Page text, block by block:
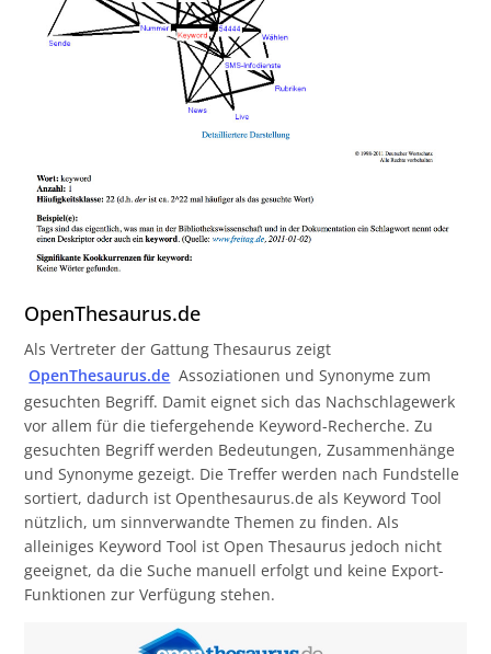
OpenThesaurus.de
Als Vertreter der Gattung Thesaurus zeigt
OpenThesaurus.de Assoziationen und Synonyme zum
gesuchten Begriff. Damit eignet sich das Nachschlagewerk
vor allem für die tiefergehende Keyword-Recherche. Zu
gesuchten Begriff werden Bedeutungen, Zusammenhänge
und Synonyme gezeigt. Die Treffer werden nach Fundstelle
sortiert, dadurch ist Openthesaurus.de als Keyword Tool
nützlich, um sinnverwandte Themen zu finden. Als
alleiniges Keyword Tool ist Open Thesaurus jedoch nicht
geeignet, da die Suche manuell erfolgt und keine Export-
Funktionen zur Verfügung stehen.